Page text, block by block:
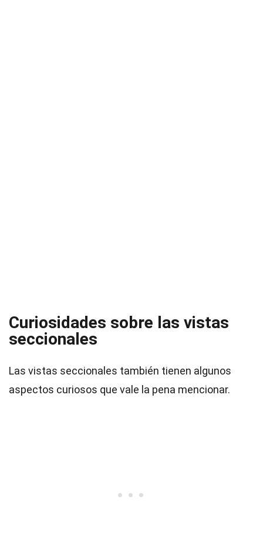
Curiosidades sobre las vistas
seccionales
Las vistas seccionales también tienen algunos
aspectos curiosos que vale la pena mencionar.